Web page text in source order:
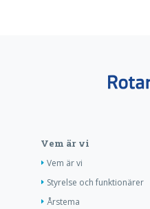
Vem är vi
Vem är vi
Styrelse och funktionärer
Årstema